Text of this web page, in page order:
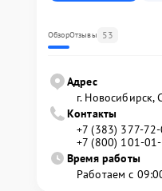
ОбзорОтзывы 53
Адрес
г. Новосибирск,
Контакты
+7 (383) 377-
+7 (800) 101-
Время работы
Работаем с